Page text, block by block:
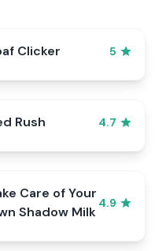
Clicker 5
Rush 4.7
Care of Your
Shadow Milk
4.9